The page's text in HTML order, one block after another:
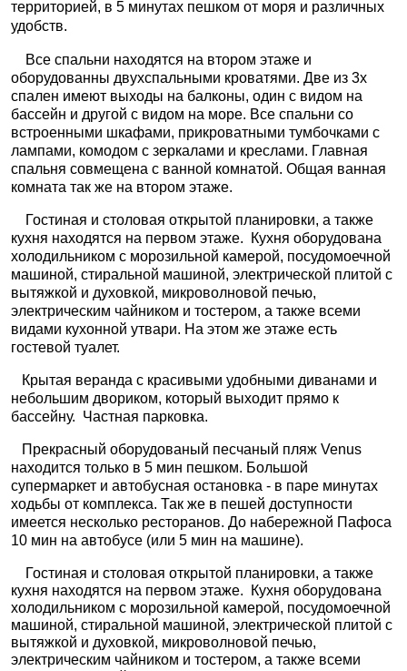
территорией, в 5 минутах пешком от моря и различных
удобств.
Все спальни находятся на втором этаже и
оборудованны двухспальными кроватями. Две из 3х
спален имеют выходы на балконы, один с видом на
бассейн и другой с видом на море. Все спальни со
встроенными шкафами, прикроватными тумбочками с
лампами, комодом с зеркалами и креслами. Главная
спальня совмещена с ванной комнатой. Общая ванная
комната так же на втором этаже.
Гостиная и столовая открытой планировки, а также
кухня находятся на первом этаже.
Кухня оборудована
холодильником с морозильной камерой, посудомоечной
машиной, стиральной машиной, электрической плитой с
вытяжкой и духовкой, микроволновой печью,
электрическим чайником и тостером, а также всеми
видами кухонной утвари. На этом же этаже есть
гостевой туалет.
Крытая веранда с красивыми удобными диванами и
небольшим двориком, который выходит прямо к
бассейну. Частная парковка.
Прекрасный оборудованый песчаный пляж Venus
находится только в 5 мин пешком. Большой
супермаркет и автобусная остановка - в паре минутах
ходьбы от комплекса. Так же в пешей доступности
имеется несколько ресторанов. До набережной Пафоса
10 мин на автобусе (или 5 мин на машине).
Гостиная и столовая открытой планировки, а также
кухня находятся на первом этаже. Кухня оборудована
холодильником с морозильной камерой, посудомоечной
машиной, стиральной машиной, электрической плитой с
вытяжкой и духовкой, микроволновой печью,
электрическим чайником и тостером, а также всеми